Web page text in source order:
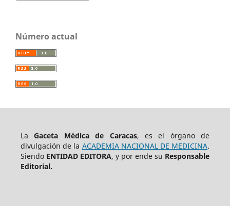
Número actual
LaGaceta Médica de Caracas, es el órgano de
divulgación de la ACADEMIA NACIONAL DE MEDICINA.
Siendo ENTIDAD EDITORA, y por ende su Responsable
Editorial.